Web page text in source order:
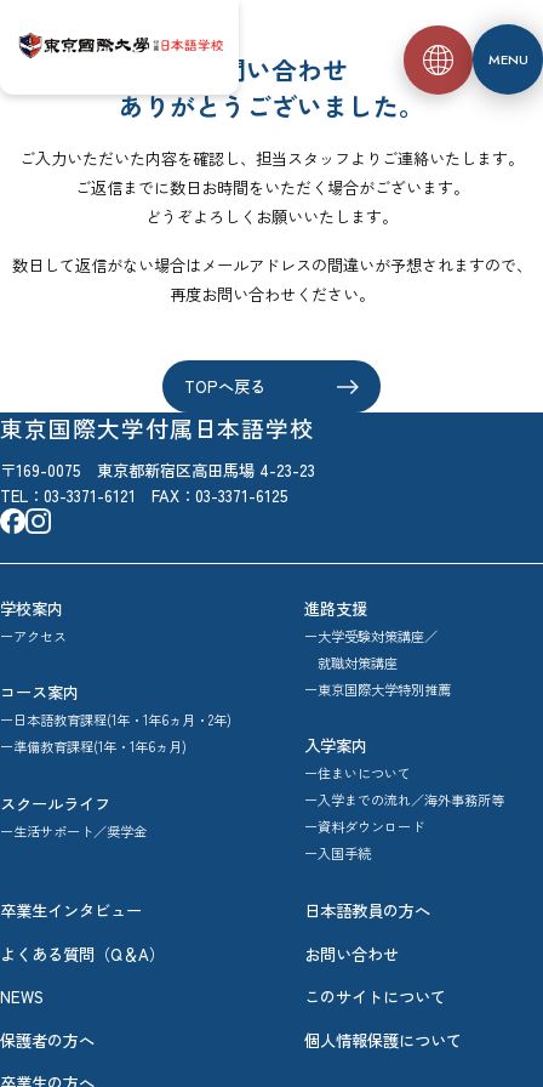
MENU
お問い合わせ
ありがとうございました。
ご入力いただいた内容を確認し、担当スタッフよりご連絡いたします。
ご返信までに数日お時間をいただく場合がございます。
どうぞよろしくお願いいたします。
数日して返信がない場合はメールアドレスの間違いが予想されますので、
再度お問い合わせください。
TOPへ戻る
東京国際大学付属日本語学校
〒169-0075 東京都新宿区高田馬場 4-23-23
TEL： 03-3371-6121 FAX：03-3371-6125
学校案内
ーアクセス
コース案内
ー日本語教育課程(1年・1年6ヵ月・2年)
ー準備教育課程(1年・1年6ヵ月)
スクールライフ
ー生活サポート／奨学金
進路支援
ー大学受験対策講座／
就職対策講座
ー東京国際大学特別推薦
入学案内
ー住まいについて
ー入学までの流れ／海外事務所等
ー資料ダウンロード
ー入国手続
卒業生インタビュー
よくある質問（Q＆A）
NEWS
保護者の方へ
日本語教員の方へ
お問い合わせ
このサイトについて
個人情報保護について